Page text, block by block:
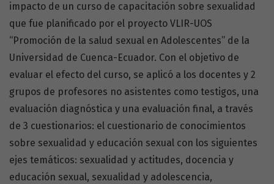
impacto de un curso de capacitación sobre sexualidad
que fue planificado por el proyecto VLIR-UOS
“Promoción de la salud sexual en Adolescentes” de la
Universidad de Cuenca-Ecuador. Con el objetivo de
evaluar el efecto del curso, se aplicó a los docentes y 2
grupos de profesores no asistentes como testigos, una
evaluación diagnóstica y una evaluación final, a través
de 3 cuestionarios: el cuestionario de conocimientos
sobre sexualidad y educación sexual con los siguientes
ejes temáticos: sexualidad y actitudes, docencia y
educación sexual, sexualidad y adolescencia,